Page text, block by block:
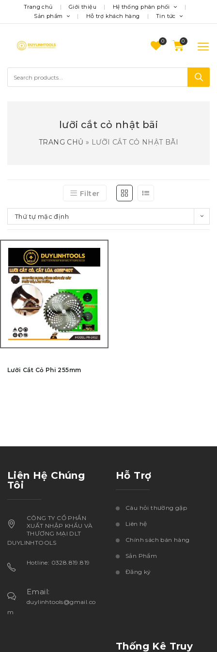
Trang chủ Giới thiệu
Hệ thống phân phối
Sản phẩm
Hỗ trợ khách hàng Tin tức
0
lưỡi cắt cỏ nhật bãi
TRANG CHỦ » LƯỠI CẮT CỎ NHẬT BÃI
Filter
Thứ tự mặc định
Lưỡi Cắt Cỏ Phi 255mm
Liên Hệ Chúng
Tôi
CÔNG TY CỔ PHẦN
XUẤT NHẬP KHẨU VÀ
THƯƠNG MẠI DLT
DUYLINHTOOLS
Hotline: 0328.819.819
Email:
duylinhtools@gmail.co
m
Hỗ Trợ
Câu hỏi thường gặp
Liên hệ
Chính sách bán hàng
Sản Phẩm
Đăng ký
Thống Kê Truy